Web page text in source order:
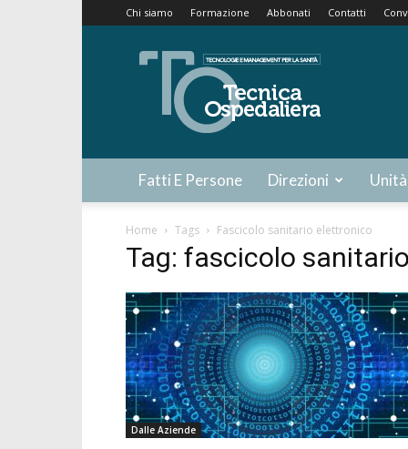
Chi siamo Formazione Abbonati Contatti
Tecnica
Ospedaliera
Fatti E Persone Direzioni
Home Tags Fascicolo sanitario elettronico
Tag: fascicolo
Dalle Aziende